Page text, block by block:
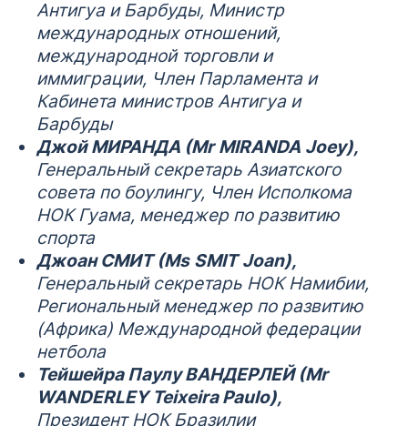
Антигуа и Барбуды, Министр
международных отношений,
международной торговли и
иммиграции, Член Парламента и
Кабинета министров Антигуа и
Барбуды
Джой МИРАНДА (Mr MIRANDA Joey),
Генеральный секретарь Азиатского
совета по боулингу, Член Исполкома
НОК Гуама, менеджер по развитию
спорта
Джоан СМИТ (Ms SMIT Joan),
Генеральный секретарь НОК Намибии,
Региональный менеджер по развитию
(Африка) Международной федерации
нетбола
Тейшейра Паулу ВАНДЕРЛЕЙ (Mr
WANDERLEY Teixeira Paulo),
Президент НОК Бразилии